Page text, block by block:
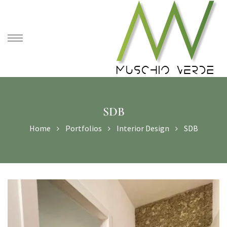
SDB
Home Portfolios Interior Design SDB